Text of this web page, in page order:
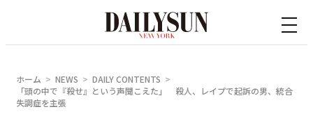
ホーム NEWS
DAILY CONTENTS
「頭の中で『殺せ』という声聞こえた」 殺人、レイプで起訴の男、統合
失調症を主張